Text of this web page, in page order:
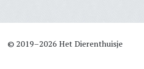
© 2019–2026 Het Dierenthuisje